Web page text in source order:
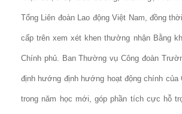
Tổng Liên đoàn Lao động Việt Nam, đồng
cấp trên xem xét khen thưởng nhận Bằng
Chính phủ. Ban Thường vụ Công đoàn
định hướng định hướng hoạt động chính của
trong năm học mới, góp phần tích cực hỗ